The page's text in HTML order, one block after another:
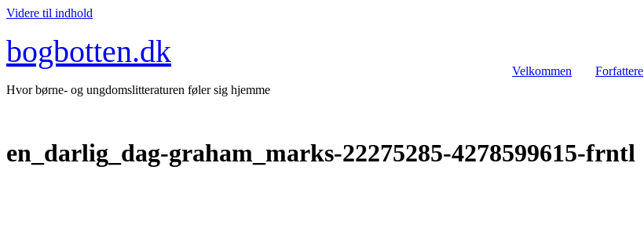
Videre til indhold
bogbotten.dk
Hvor børne- og ungdomslitteraturen føler sig hjemme
Velkommen Forfattere
en_darlig_dag-graham_marks-22275285-4278599615-frntl